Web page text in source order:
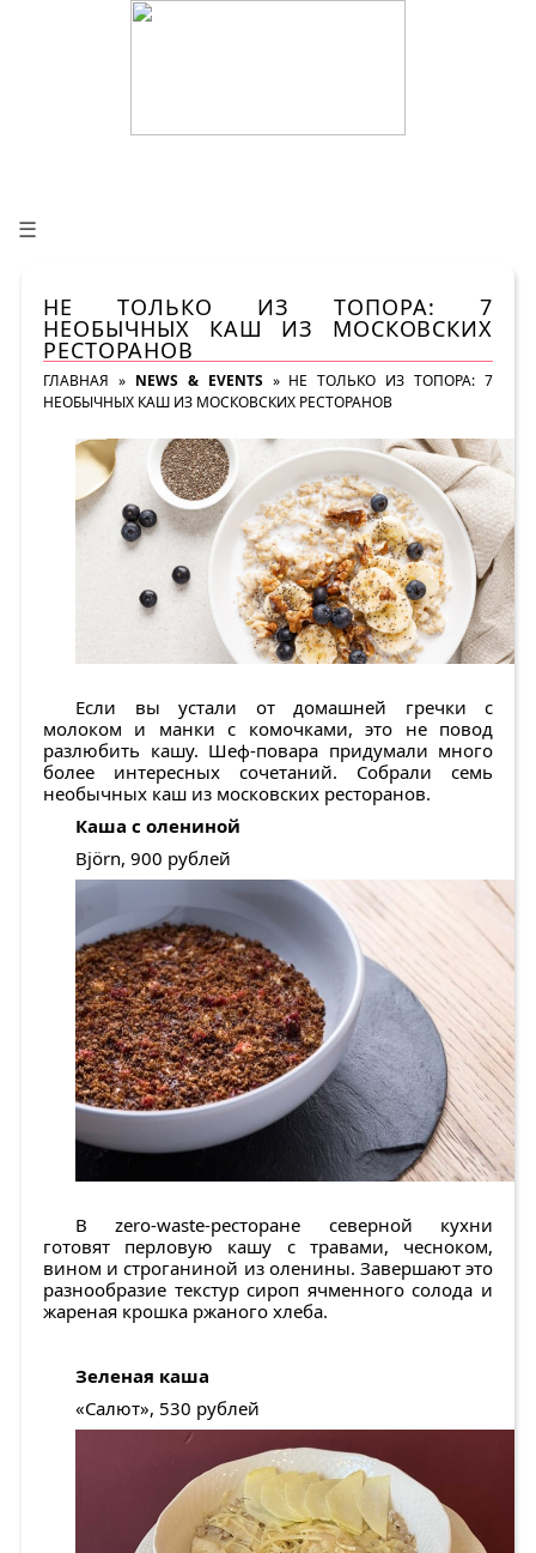
☰
НЕ ТОЛЬКО ИЗ ТОПОРА: 7
НЕОБЫЧНЫХ КАШ ИЗ МОСКОВСКИХ
РЕСТОРАНОВ
ГЛАВНАЯ » NEWS & EVENTS » НЕ ТОЛЬКО ИЗ ТОПОРА: 7
НЕОБЫЧНЫХ КАШ ИЗ МОСКОВСКИХ РЕСТОРАНОВ
Если вы устали от домашней гречки с
молоком и манки с комочками, это не повод
разлюбить кашу. Шеф-повара придумали много
более интересных сочетаний. Собрали семь
необычных каш из московских ресторанов.
Каша с олениной
Björn, 900 рублей
В zero-waste-ресторане северной кухни
готовят перловую кашу с травами, чесноком,
вином и строганиной из оленины. Завершают это
разнообразие текстур сироп ячменного солода и
жареная крошка ржаного хлеба.
Зеленая каша
«Салют», 530 рублей